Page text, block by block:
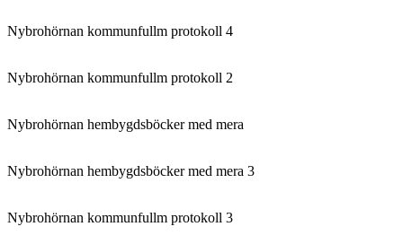
Nybrohörnan kommunfullm protokoll 4
Nybrohörnan kommunfullm protokoll 2
Nybrohörnan hembygdsböcker med mera
Nybrohörnan hembygdsböcker med mera 3
Nybrohörnan kommunfullm protokoll 3